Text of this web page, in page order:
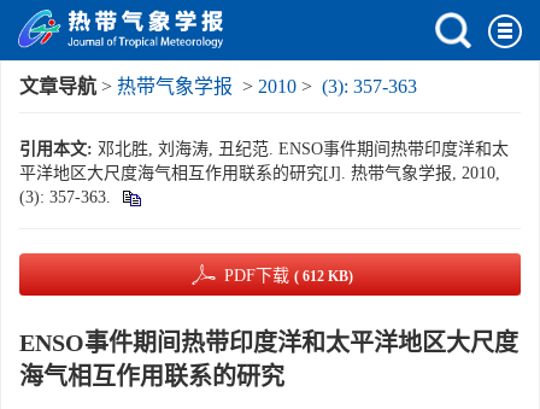
文章导航 > 热带气象学报 > 2010 > (3): 357-363
引用本文: 邓北胜, 刘海涛, 丑纪范. ENSO事件期间热带印度洋和太
平洋地区大尺度海气相互作用联系的研究[J]. 热带气象学报, 2010,
(3): 357-363.
PDF下载 ( 612 KB)
ENSO事件期间热带印度洋和太平洋地区大尺度
海气相互作用联系的研究